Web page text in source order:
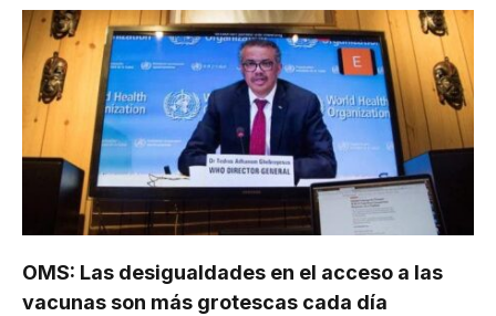
OMS: Las desigualdades en el acceso a las
vacunas son más grotescas cada día